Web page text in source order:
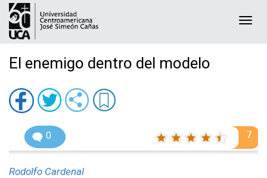
El enemigo dentro del modelo
0 7
Rodolfo Cardenal